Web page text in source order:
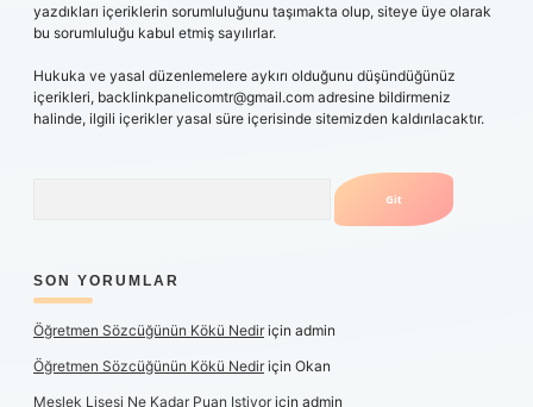
yazdıkları içeriklerin sorumluluğunu taşımakta olup, siteye üye olarak
bu sorumluluğu kabul etmiş sayılırlar.
Hukuka ve yasal düzenlemelere aykırı olduğunu düşündüğünüz
içerikleri, backlinkpanelicomtr@gmail.com adresine bildirmeniz
halinde, ilgili içerikler yasal süre içerisinde sitemizden kaldırılacaktır.
SON YORUMLAR
Öğretmen Sözcüğünün Kökü Nediriçin admin
Öğretmen Sözcüğünün Kökü Nediriçin Okan
Meslek Lisesi Ne Kadar Puan Istiyoriçin admin